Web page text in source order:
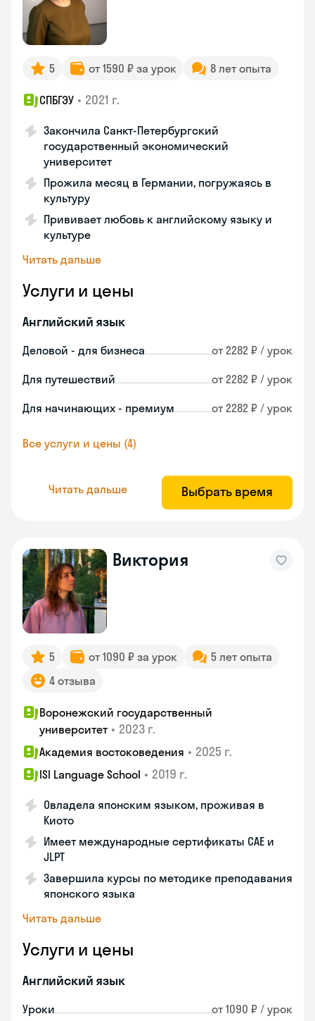
5 от 1590 ₽ за урок 8 лет опыта
СПБГЭУ • 2021 г.
Закончилa Санкт-Петербургский
государственный экономический
университет
Прожила месяц в Германии, погружаясь в
культуру
Прививает любовь к английскому языку и
культуре
Читать дальше
Услуги и цены
Английский язык
Деловой - для бизнеса от 2282 ₽ / урок
Для путешествий от 2282 ₽ / урок
Для начинающих - премиум от 2282 ₽ / урок
Все услуги и цены (4)
Читать дальше Выбрать время
Виктория
5 от 1090 ₽ за урок
5 лет опыта
4 отзыва
Воронежский государственный
университет • 2023 г.
Академия востоковедения • 2025 г.
ISI Language School • 2019 г.
Овладела японским языком, проживая в
Киото
Имеет международные сертификаты CAE и
JLPT
Завершила курсы по методике преподавания
японского языка
Читать дальше
Услуги и цены
Английский язык
Уроки от 1090 ₽ / урок